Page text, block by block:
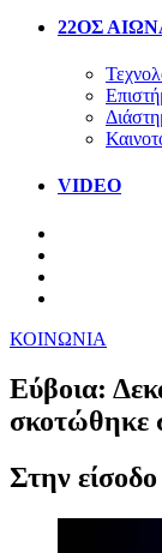
22ΟΣ
VIDEO
ΚΟΙΝΩΝΙΑ
Εύβοια:
σκοτώθηκε
Στην